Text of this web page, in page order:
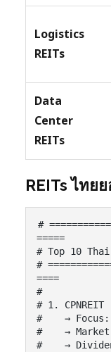
Logistics
REITs
Data
Center
REITs
REITs ไทย
#
=====
# Top 10
#
====
#
# 1.
#    → Focus:
#    → Market
#    →